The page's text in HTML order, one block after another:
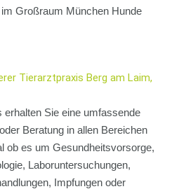
Großraum München Hunde
Tierarztpraxis Berg am Laim,
erhalten Sie eine umfassende
Beratung in allen Bereichen
ob es um Gesundheitsvorsorge,
Laboruntersuchungen,
Impfungen oder